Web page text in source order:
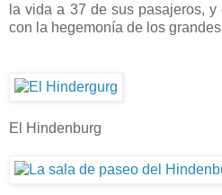
la vida a 37 de sus pasajeros,
con la hegemonía de los
El Hindenburg